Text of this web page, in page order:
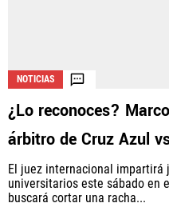
NOTICIAS
¿Lo reconoces?
árbitro de Cruz Azul
El juez internacional
universitarios este sábado en
buscará cortar una racha...